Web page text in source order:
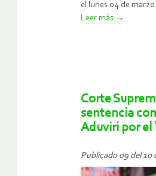
el lunes 04 de
Leer más →
Corte
sentencia
Aduviri por el
Publicado 09 del 10